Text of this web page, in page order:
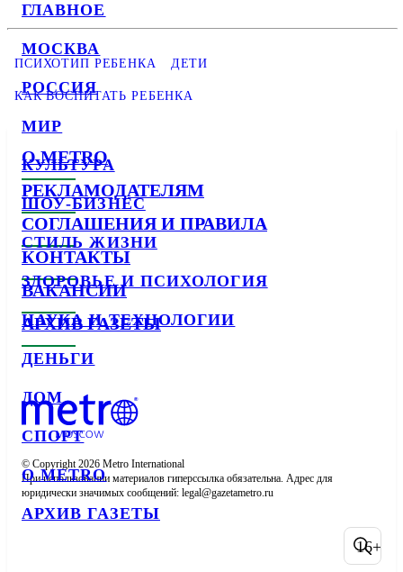
ГЛАВНОЕ
МОСКВА
РОССИЯ
МИР
КУЛЬТУРА
ШОУ-БИЗНЕС
СТИЛЬ ЖИЗНИ
ЗДОРОВЬЕ И ПСИХОЛОГИЯ
НАУКА И ТЕХНОЛОГИИ
ДЕНЬГИ
ДОМ
СПОРТ
О METRO
АРХИВ ГАЗЕТЫ
ПСИХОТИП РЕБЕНКА ДЕТИ
КАК ВОСПИТАТЬ РЕБЕНКА
О METRO
РЕКЛАМОДАТЕЛЯМ
СОГЛАШЕНИЯ И ПРАВИЛА
КОНТАКТЫ
ВАКАНСИИ
АРХИВ ГАЗЕТЫ
© Copyright 2026 Metro International
При использовании материалов гиперссылка обязательна. Адрес для
юридически значимых сообщений:
16+